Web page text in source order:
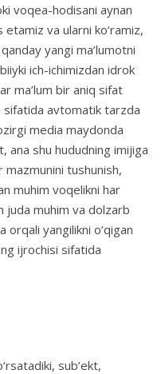
voqea-hodisani aynan
va ularni ko‘ramiz,
yangi ma’lumotni
ich-ichimizdan idrok
ma’lum bir aniq sifat
sifatida avtomatik tarzda
media maydonda
shu hududning imijiga
mazmunini tushunish,
muhim voqelikni har
juda muhim va dolzarb
orqali yangilikni o‘qigan
ijrochisi sifatida
sub’ekt,